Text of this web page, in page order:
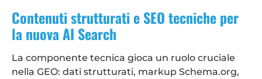
Contenuti strutturati e SEO tecniche per
la nuova AI Search
La componente tecnica gioca un ruolo cruciale
nella GEO: dati strutturati, markup Schema.org,